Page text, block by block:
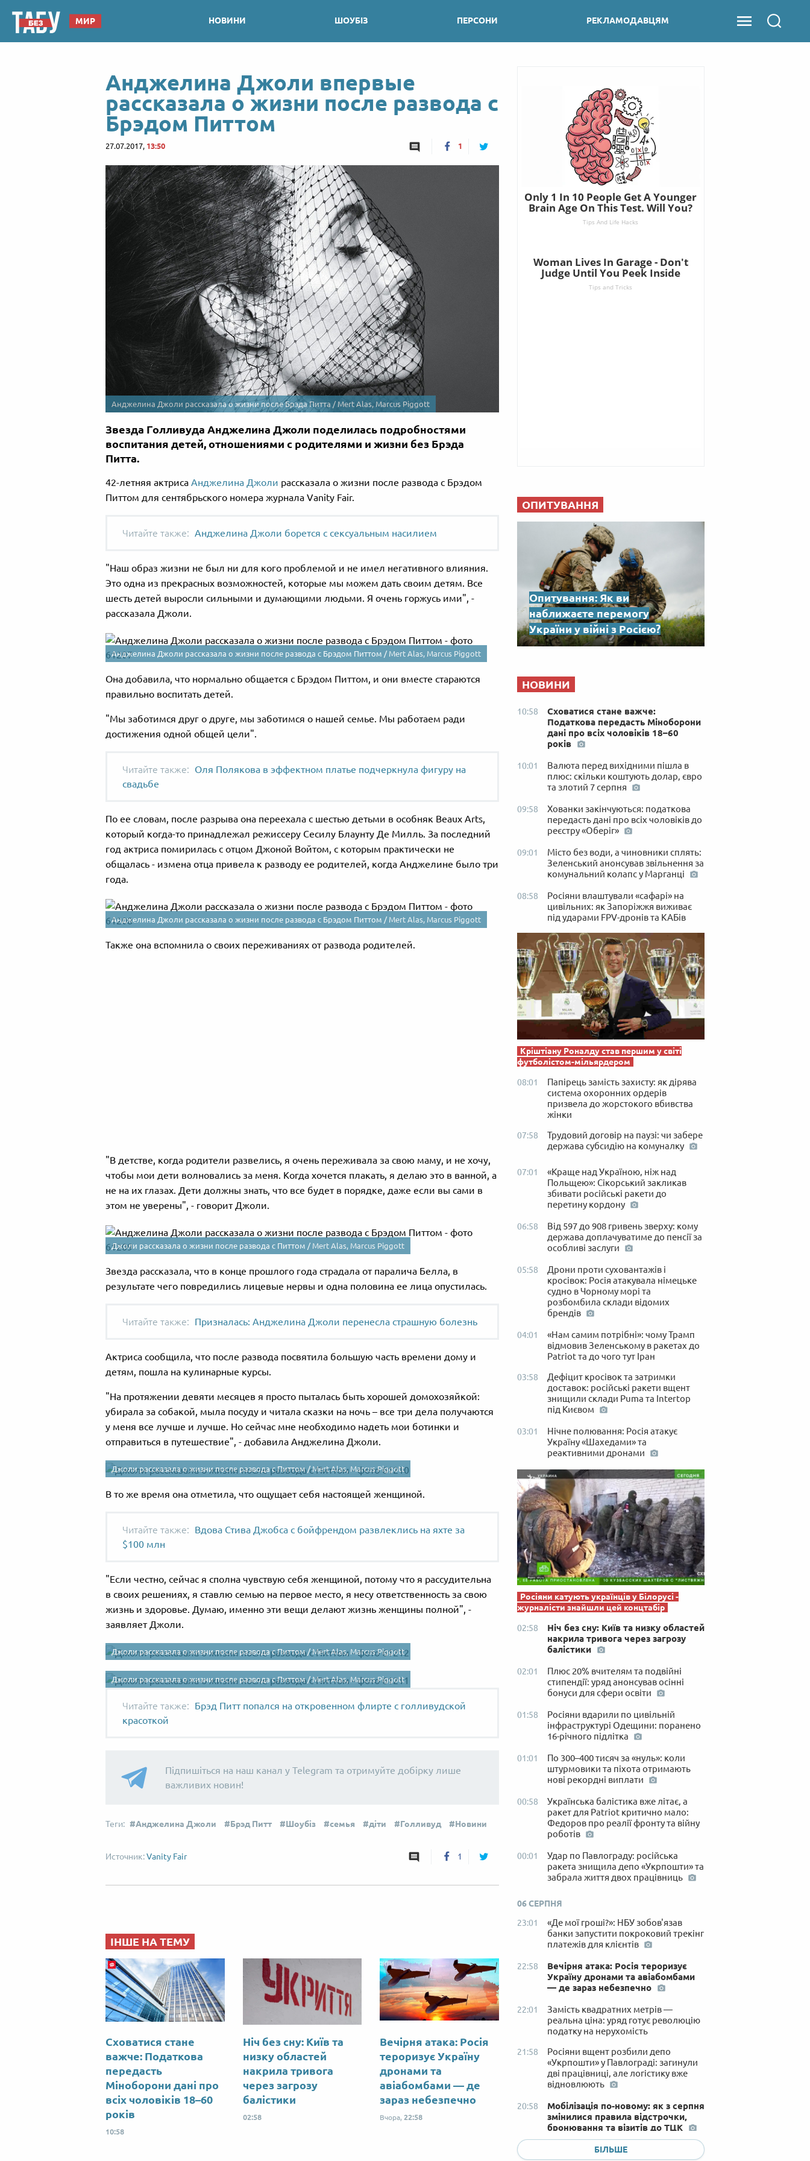
МИР НОВИНИ ШОУБІЗ ПЕРСОНИ РЕКЛАМОДАВЦЯМ
Анджелина Джоли впервые
рассказала о жизни после развода с
Брэдом Питтом
27.07.2017, 13:50 1
Анджелина Джоли рассказала о жизни после Брэда Питта / Mert Alas, Marcus Piggott
Звезда Голливуда Анджелина Джоли поделилась подробностями
воспитания детей, отношениями с родителями и жизни без Брэда
Питта.
42-летняя актриса Анджелина Джоли рассказала о жизни после развода с Брэдом
Питтом для сентябрьского номера журнала Vanity Fair.
Анджелина Джоли борется с сексуальным насилием
"Наш образ жизни не был ни для кого проблемой и не имел негативного влияния.
Это одна из прекрасных возможностей, которые мы можем дать своим детям. Все
шесть детей выросли сильными и думающими людьми. Я очень горжусь ими", -
рассказала Джоли.
Анджелина Джоли рассказала о жизни после развода с Брэдом Питтом / Mert Alas, Marcus Piggott
Она добавила, что нормально общается с Брэдом Питтом, и они вместе стараются
правильно воспитать детей.
"Мы заботимся друг о друге, мы заботимся о нашей семье. Мы работаем ради
достижения одной общей цели".
Оля Полякова в эффектном платье подчеркнула фигуру на
свадьбе
По ее словам, после разрыва она переехала с шестью детьми в особняк Beaux Arts,
который когда-то принадлежал режиссеру Сесилу Блаунту Де Милль. За последний
год актриса помирилась с отцом Джоной Войтом, с которым практически не
общалась - измена отца привела к разводу ее родителей, когда Анджелине было три
года.
Анджелина Джоли рассказала о жизни после развода с Брэдом Питтом / Mert Alas, Marcus Piggott
Также она вспомнила о своих переживаниях от развода родителей.
"В детстве, когда родители развелись, я очень переживала за свою маму, и не хочу,
чтобы мои дети волновались за меня. Когда хочется плакать, я делаю это в ванной, а
не на их глазах. Дети должны знать, что все будет в порядке, даже если вы сами в
этом не уверены", - говорит Джоли.
Джоли рассказала о жизни после развода с Питтом / Mert Alas, Marcus Piggott
Звезда рассказала, что в конце прошлого года страдала от паралича Белла, в
результате чего повредились лицевые нервы и одна половина ее лица опустилась.
Призналась: Анджелина Джоли перенесла страшную болезнь
Актриса сообщила, что после развода посвятила большую часть времени дому и
детям, пошла на кулинарные курсы.
"На протяжении девяти месяцев я просто пыталась быть хорошей домохозяйкой:
убирала за собакой, мыла посуду и читала сказки на ночь – все три дела получаются
у меня все лучше и лучше. Но сейчас мне необходимо надеть мои ботинки и
отправиться в путешествие", - добавила Анджелина Джоли.
Джоли рассказала о жизни после развода с Питтом /Mert Alas, Marcus Piggott
В то же время она отметила, что ощущает себя настоящей женщиной.
Вдова Стива Джобса с бойфрендом развлеклись на яхте за
$100 млн
"Если честно, сейчас я сполна чувствую себя женщиной, потому что я рассудительна
в своих решениях, я ставлю семью на первое место, я несу ответственность за свою
жизнь и здоровье. Думаю, именно эти вещи делают жизнь женщины полной", -
заявляет Джоли.
Джоли рассказала о жизни после развода с Питтом /Mert Alas, Marcus Piggott
Джоли рассказала о жизни после развода с Питтом /Mert Alas, Marcus Piggott
Брэд Питт попался на откровенном флирте с голливудской
красоткой
Підпишіться на наш канал у Telegram та отримуйте добірку лише
важливих новин!
Анджелина Джоли Брэд Питт Шоубіз семья діти Голливуд Новини
Vanity Fair 1
ІНШЕ НА ТЕМУ
Сховатися стане
важче: Податкова
передасть
Міноборони дані про
всіх чоловіків 18–60
років
10:58
Ніч без сну: Київ та
низку областей
накрила тривога
через загрозу
балістики
02:58
Вечірня атака: Росія
тероризує Україну
дронами та
авіабомбами — де
зараз небезпечно
Вчора, 22:58
ОПИТУВАННЯ
Опитування: Як ви
наближаєте перемогу
України у війні з Росією?
НОВИНИ
10:58
Сховатися стане важче:
Податкова передасть Міноборони
дані про всіх чоловіків 18–60
років
10:01
Валюта перед вихідними пішла в
плюс: скільки коштують долар, євро
та злотий 7 серпня
09:58
Хованки закінчуються: податкова
передасть дані про всіх чоловіків до
реєстру «Оберіг»
09:01
Місто без води, а чиновники сплять:
Зеленський анонсував звільнення за
комунальний колапс у Марганці
08:58
Росіяни влаштували «сафарі» на
цивільних: як Запоріжжя виживає
під ударами FPV-дронів та КАБів
Кріштіану Роналду став першим у світі
футболістом-мільярдером
08:01
Папірець замість захисту: як дірява
система охоронних ордерів
призвела до жорстокого вбивства
жінки
07:58
Трудовий договір на паузі: чи забере
держава субсидію на комуналку
07:01
«Краще над Україною, ніж над
Польщею»: Сікорський закликав
збивати російські ракети до
перетину кордону
06:58
Від 597 до 908 гривень зверху: кому
держава доплачуватиме до пенсії за
особливі заслуги
05:58
Дрони проти суховантажів і
кросівок: Росія атакувала німецьке
судно в Чорному морі та
розбомбила склади відомих
брендів
04:01
«Нам самим потрібні»: чому Трамп
відмовив Зеленському в ракетах до
Patriot та до чого тут Іран
03:58
Дефіцит кросівок та затримки
доставок: російські ракети вщент
знищили склади Puma та Intertop
під Києвом
03:01
Нічне полювання: Росія атакує
Україну «Шахедами» та
реактивними дронами
Росіяни катують українців у Білорусі -
журналісти знайшли цей концтабір
02:58
Ніч без сну: Київ та низку областей
накрила тривога через загрозу
балістики
02:01
Плюс 20% вчителям та подвійні
стипендії: уряд анонсував осінні
бонуси для сфери освіти
01:58
Росіяни вдарили по цивільній
інфраструктурі Одещини: поранено
16-річного підлітка
01:01
По 300–400 тисяч за «нуль»: коли
штурмовики та піхота отримають
нові рекордні виплати
00:58
Українська балістика вже літає, а
ракет для Patriot критично мало:
Федоров про реалії фронту та війну
роботів
00:01
Удар по Павлограду: російська
ракета знищила депо «Укрпошти» та
забрала життя двох працівниць
06 СЕРПНЯ
23:01
«Де мої гроші?»: НБУ зобов'язав
банки запустити покроковий трекінг
платежів для клієнтів
22:58
Вечірня атака: Росія тероризує
Україну дронами та авіабомбами
— де зараз небезпечно
22:01
Замість квадратних метрів —
реальна ціна: уряд готує революцію
податку на нерухомість
21:58
Росіяни вщент розбили депо
«Укрпошти» у Павлограді: загинули
дві працівниці, але логістику вже
відновлюють
20:58
Мобілізація по-новому: як з серпня
змінилися правила відстрочки,
бронювання та візитів до ТЦК
19:58
Херсон у суцільній темряві, а Львів
БІЛЬШЕ